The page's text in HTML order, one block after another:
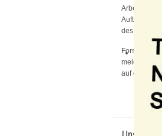
Auftakt für
des Archivs
Forscht
meldet
auf der